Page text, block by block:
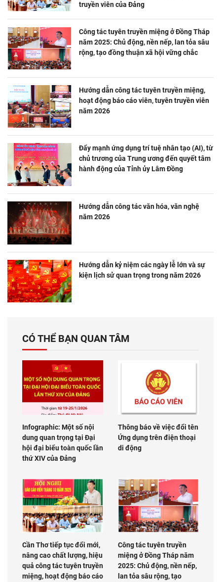
truyền viên của Đảng
Công tác tuyên truyền miệng ở Đồng Tháp
năm 2025: Chủ động, nền nếp, lan tỏa sâu
rộng, tạo đồng thuận xã hội vững chắc
Hướng dẫn công tác tuyên truyền miệng,
hoạt động báo cáo viên, tuyên truyền viên
năm 2026
Đẩy mạnh ứng dụng trí tuệ nhân tạo (AI), từ
chủ trương của Trung ương đến quyết tâm
hành động của Tỉnh ủy Lâm Đồng
Hướng dẫn công tác văn hóa, văn nghệ
năm 2026
Hướng dẫn kỷ niệm các ngày lễ lớn và sự
kiện lịch sử quan trọng trong năm 2026
CÓ THỂ BẠN QUAN TÂM
Infographic: Một số nội
dung quan trọng tại Đại
hội đại biểu toàn quốc lần
thứ XIV của Đảng
Thông báo về việc đổi tên
Ứng dụng trên điện thoại
di động
Cần Thơ tiếp tục đổi mới,
nâng cao chất lượng, hiệu
quả công tác tuyên truyền
miệng, hoạt động báo cáo
Công tác tuyên truyền
miệng ở Đồng Tháp năm
2025: Chủ động, nền nếp,
lan tỏa sâu rộng, tạo